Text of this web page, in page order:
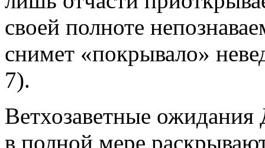
своей полноте
снимет «покрывало»
7).
Ветхозаветные ожидания
в полной мере